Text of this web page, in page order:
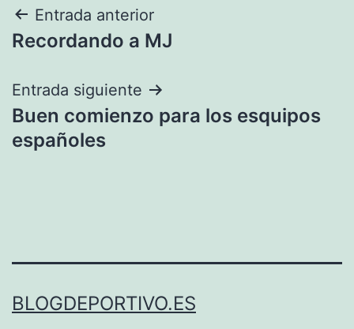
Navegación
de
entradas
Entrada anterior
Recordando a MJ
Entrada siguiente
Buen comienzo para los esquipos
españoles
BLOGDEPORTIVO.ES